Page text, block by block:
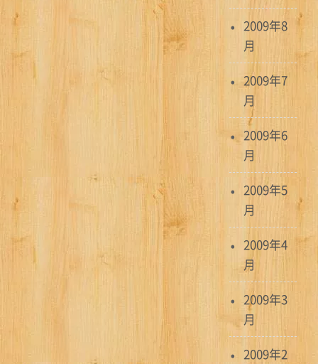
2009年8
月
2009年7
月
2009年6
月
2009年5
月
2009年4
月
2009年3
月
2009年2